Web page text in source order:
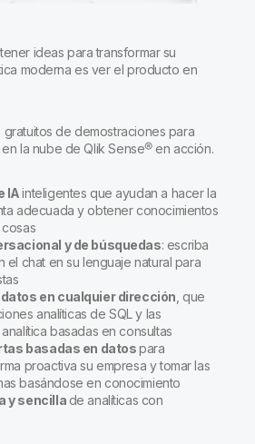
ideas para transformar su
moderna es ver el producto en
de demostraciones para
la nube de Qlik Sense® en acción.
IAinteligentes que ayudan a hacer la
adecuada y obtener conocimientos
y de búsquedas: escriba
el chat en su lenguaje natural para
en cualquier dirección , que
analíticas de SQL y las
basadas en consultas
basadas en datospara
proactiva su empresa y tomar las
basándose en conocimiento
y sencilla de analíticas con